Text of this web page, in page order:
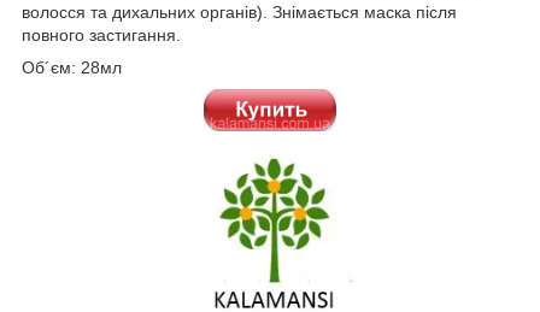
волосся та дихальних органів). Знімається маска після
повного застигання.
Об´єм: 28мл